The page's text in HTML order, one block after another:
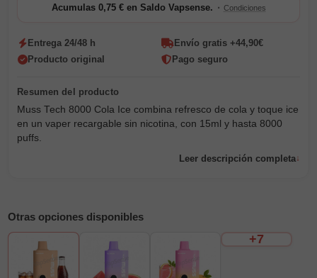
Acumulas 0,75 € en Saldo Vapsense. · Condiciones
Entrega 24/48 h
Envío gratis +44,90€
Producto original
Pago seguro
Muss Tech 8000 Cola Ice combina refresco de cola y toque ice
en un vaper recargable sin nicotina, con 15ml y hasta 8000
puffs.
Leer descripción completa
Otras opciones disponibles
+7